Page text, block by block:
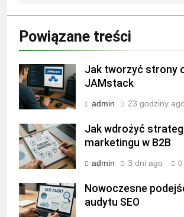
Powiązane treści
Jak tworzyć strony
JAMstack
admin 23 godziny ago
Jak wdrożyć
marketingu w B2B
admin 3 dni ago 0
Nowoczesne
audytu SEO